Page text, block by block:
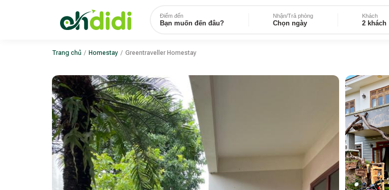
Điểm đến
Bạn muốn đến đâu?
Nhận/Trả phòng
Chọn ngày
Khách
2 khách
Trang chủ / Homestay / Greentraveller Homestay